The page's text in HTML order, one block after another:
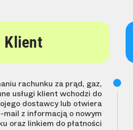
Klient
rachunku za prąd, gaz,
usługi klient wchodzi do
dostawcy lub otwiera
mail z informacją o nowym
oraz linkiem do płatności